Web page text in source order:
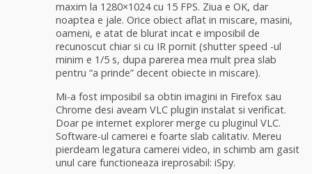
maxim la 1280×1024 cu 15 FPS. Ziua e OK, dar
noaptea e jale. Orice obiect aflat in miscare, masini,
oameni, e atat de blurat incat e imposibil de
recunoscut chiar si cu IR pornit (shutter speed -ul
minim e 1/5 s, dupa parerea mea mult prea slab
pentru “a prinde” decent obiecte in miscare).
Mi-a fost imposibil sa obtin imagini in Firefox sau
Chrome desi aveam VLC plugin instalat si verificat.
Doar pe internet explorer merge cu pluginul VLC.
Software-ul camerei e foarte slab calitativ. Mereu
pierdeam legatura camerei video, in schimb am gasit
unul care functioneaza ireprosabil: iSpy.